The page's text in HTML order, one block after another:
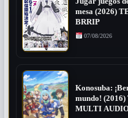
mesa (2026)
BRRIP
07/08/2026
Konosuba:
mundo!
MULTI